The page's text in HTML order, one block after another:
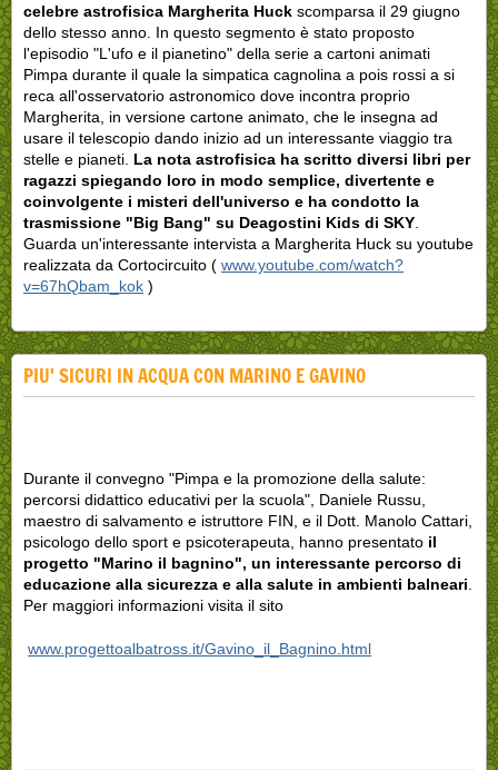
celebre astrofisica Margherita Huck scomparsa il 29 giugno
dello stesso anno. In questo segmento è stato proposto
l'episodio "L'ufo e il pianetino" della serie a cartoni animati
Pimpa durante il quale la simpatica cagnolina a pois rossi a si
reca all'osservatorio astronomico dove incontra proprio
Margherita, in versione cartone animato, che le insegna ad
usare il telescopio dando inizio ad un interessante viaggio tra
stelle e pianeti. La nota astrofisica ha scritto diversi libri per
ragazzi spiegando loro in modo semplice, divertente e
coinvolgente i misteri dell'universo e ha condotto la
trasmissione "Big Bang" su Deagostini Kids di SKY
Guarda un'interessante intervista a Margherita Huck su youtube
realizzata da Cortocircuito ( www.youtube.com/watch?
v=67hQbam_kok )
PIU' SICURI IN ACQUA CON MARINO E GAVINO
Durante il convegno "Pimpa e la promozione della salute:
percorsi didattico educativi per la scuola", Daniele Russu,
maestro di salvamento e istruttore FIN, e il Dott. Manolo Cattari,
psicologo dello sport e psicoterapeuta, hanno presentato il
progetto "Marino il bagnino", un interessante percorso di
educazione alla sicurezza e alla salute in ambienti balneari
Per maggiori informazioni visita il sito
www.progettoalbatross.it/Gavino_il_Bagnino.html